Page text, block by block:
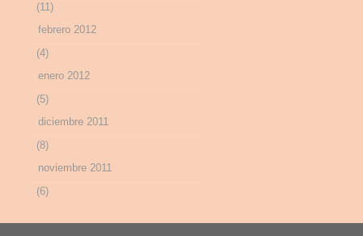
(11)
febrero 2012
(4)
enero 2012
(5)
diciembre 2011
(8)
noviembre 2011
(6)